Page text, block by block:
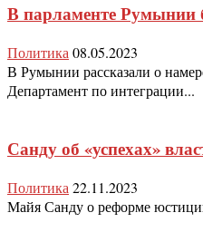
В парламенте Румынии
Политика 08.05.2023
В Румынии рассказали о
Департамент по интеграции...
Санду об «успехах»
Политика 22.11.2023
Майя Санду о реформе